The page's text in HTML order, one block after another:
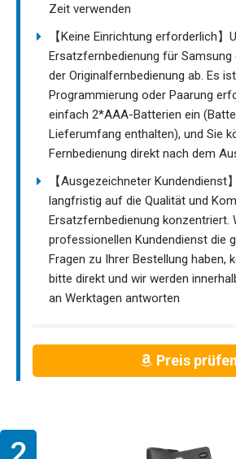
Zeit verwenden
【Keine Einrichtung erforderlich】
Ersatzfernbedienung für Samsung
der Originalfernbedienung ab. Es
Programmierung oder Paarung
einfach 2*AAA-Batterien ein
Lieferumfang enthalten), und Sie
Fernbedienung direkt nach dem
【Ausgezeichneter Kundendienst
langfristig auf die Qualität und
Ersatzfernbedienung konzentriert.
professionellen Kundendienst die
Fragen zu Ihrer Bestellung haben,
bitte direkt und wir werden
an Werktagen antworten
Preis prüfen